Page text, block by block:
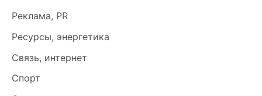
Реклама, PR
Ресурсы, энергетика
Связь, интернет
Спорт